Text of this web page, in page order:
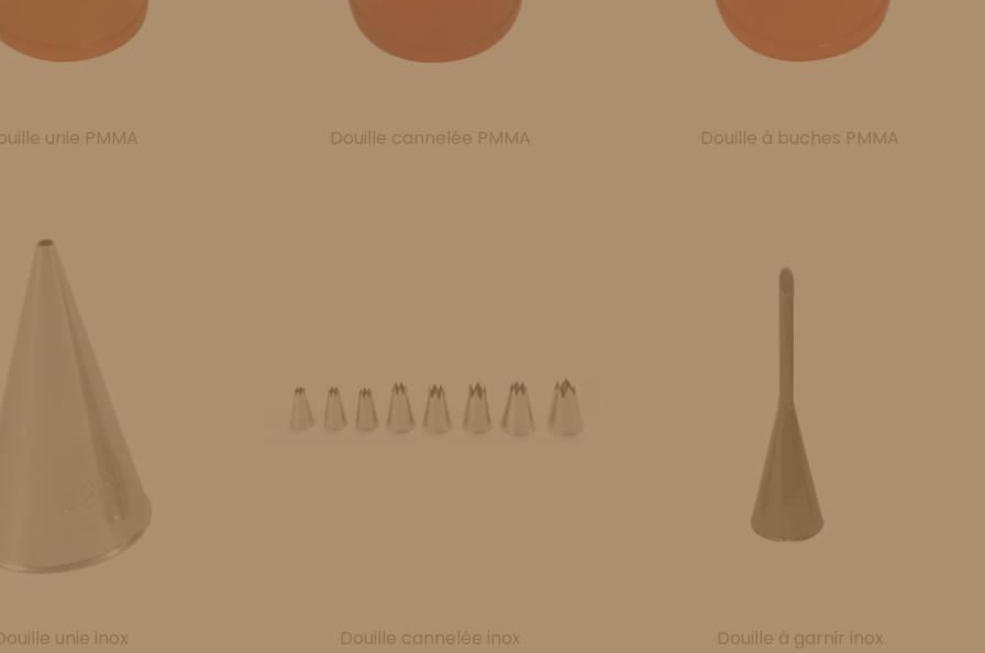
unie PMMA Douille cannelée PMMA Douille à buches PMMA
unie inox Douille cannelée inox Douille à garnir inox